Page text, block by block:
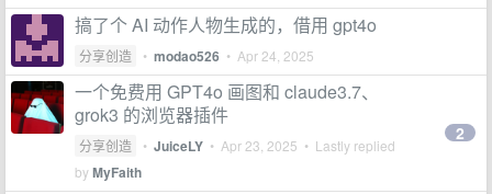
搞了个 AI 动作人物生成的，借用 gpt4o
分享创造 • modao526 • Apr 24, 2025
一个免费用 GPT4o 画图和 claude3.7、
grok3 的浏览器插件
分享创造 • JuiceLY • Apr 23, 2025 • Lastly replied
byMyFaith
2